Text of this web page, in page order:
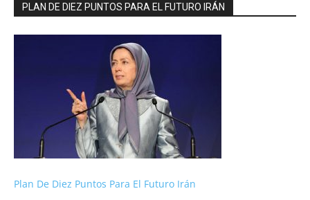
PLAN DE DIEZ PUNTOS PARA EL FUTURO IRÁN
Plan De Diez Puntos Para El Futuro Irán